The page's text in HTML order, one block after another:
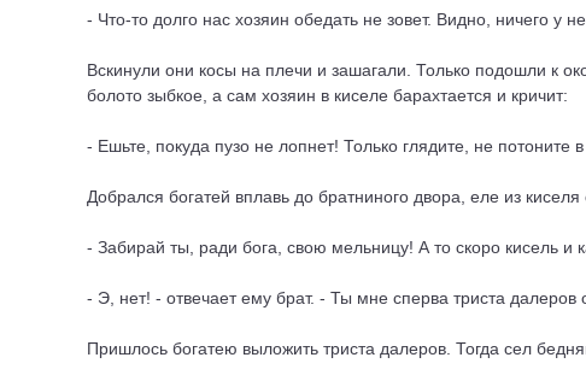
- Что-то долго нас хозяин обедать не зовет. Видно, ничего
Вскинули они косы на плечи и зашагали. Только подошли к
болото зыбкое, а сам хозяин в киселе барахтается и кричит:
- Ешьте, покуда пузо не лопнет! Только глядите, не потоните
Добрался богатей вплавь до братниного двора, еле из
- Забирай ты, ради бога, свою мельницу! А то скоро кисель и
- Э, нет! - отвечает ему брат. - Ты мне сперва триста далеров
Пришлось богатею выложить триста далеров. Тогда сел